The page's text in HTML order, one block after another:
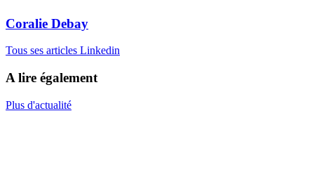
Coralie Debay
Tous ses articles Linkedin
A lire également
Plus d'actualité